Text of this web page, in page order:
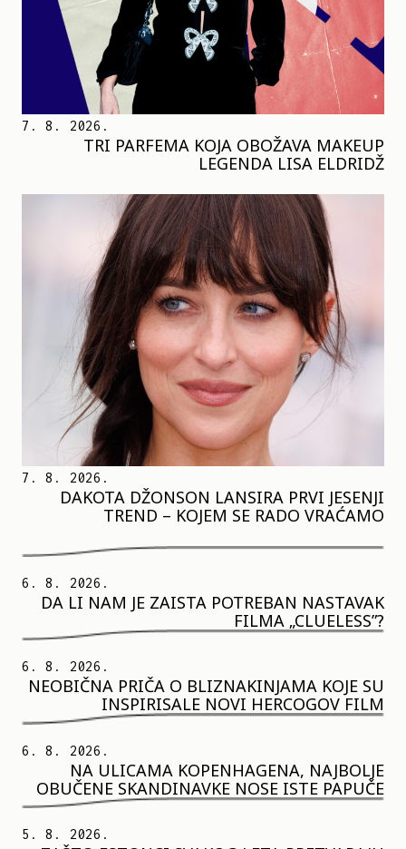
7. 8. 2026.
TRI PARFEMA KOJA OBOŽAVA MAKEUP
LEGENDA LISA ELDRIDŽ
7. 8. 2026.
DAKOTA DŽONSON LANSIRA PRVI JESENJI
TREND – KOJEM SE RADO VRAĆAMO
6. 8. 2026.
DA LI NAM JE ZAISTA POTREBAN NASTAVAK
FILMA „CLUELESS”?
6. 8. 2026.
NEOBIČNA PRIČA O BLIZNAKINJAMA KOJE SU
INSPIRISALE NOVI HERCOGOV FILM
6. 8. 2026.
NA ULICAMA KOPENHAGENA, NAJBOLJE
OBUČENE SKANDINAVKE NOSE ISTE PAPUČE
5. 8. 2026.